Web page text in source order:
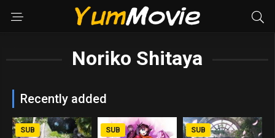
Noriko Shitaya
Recently added
SUB SUB SUB